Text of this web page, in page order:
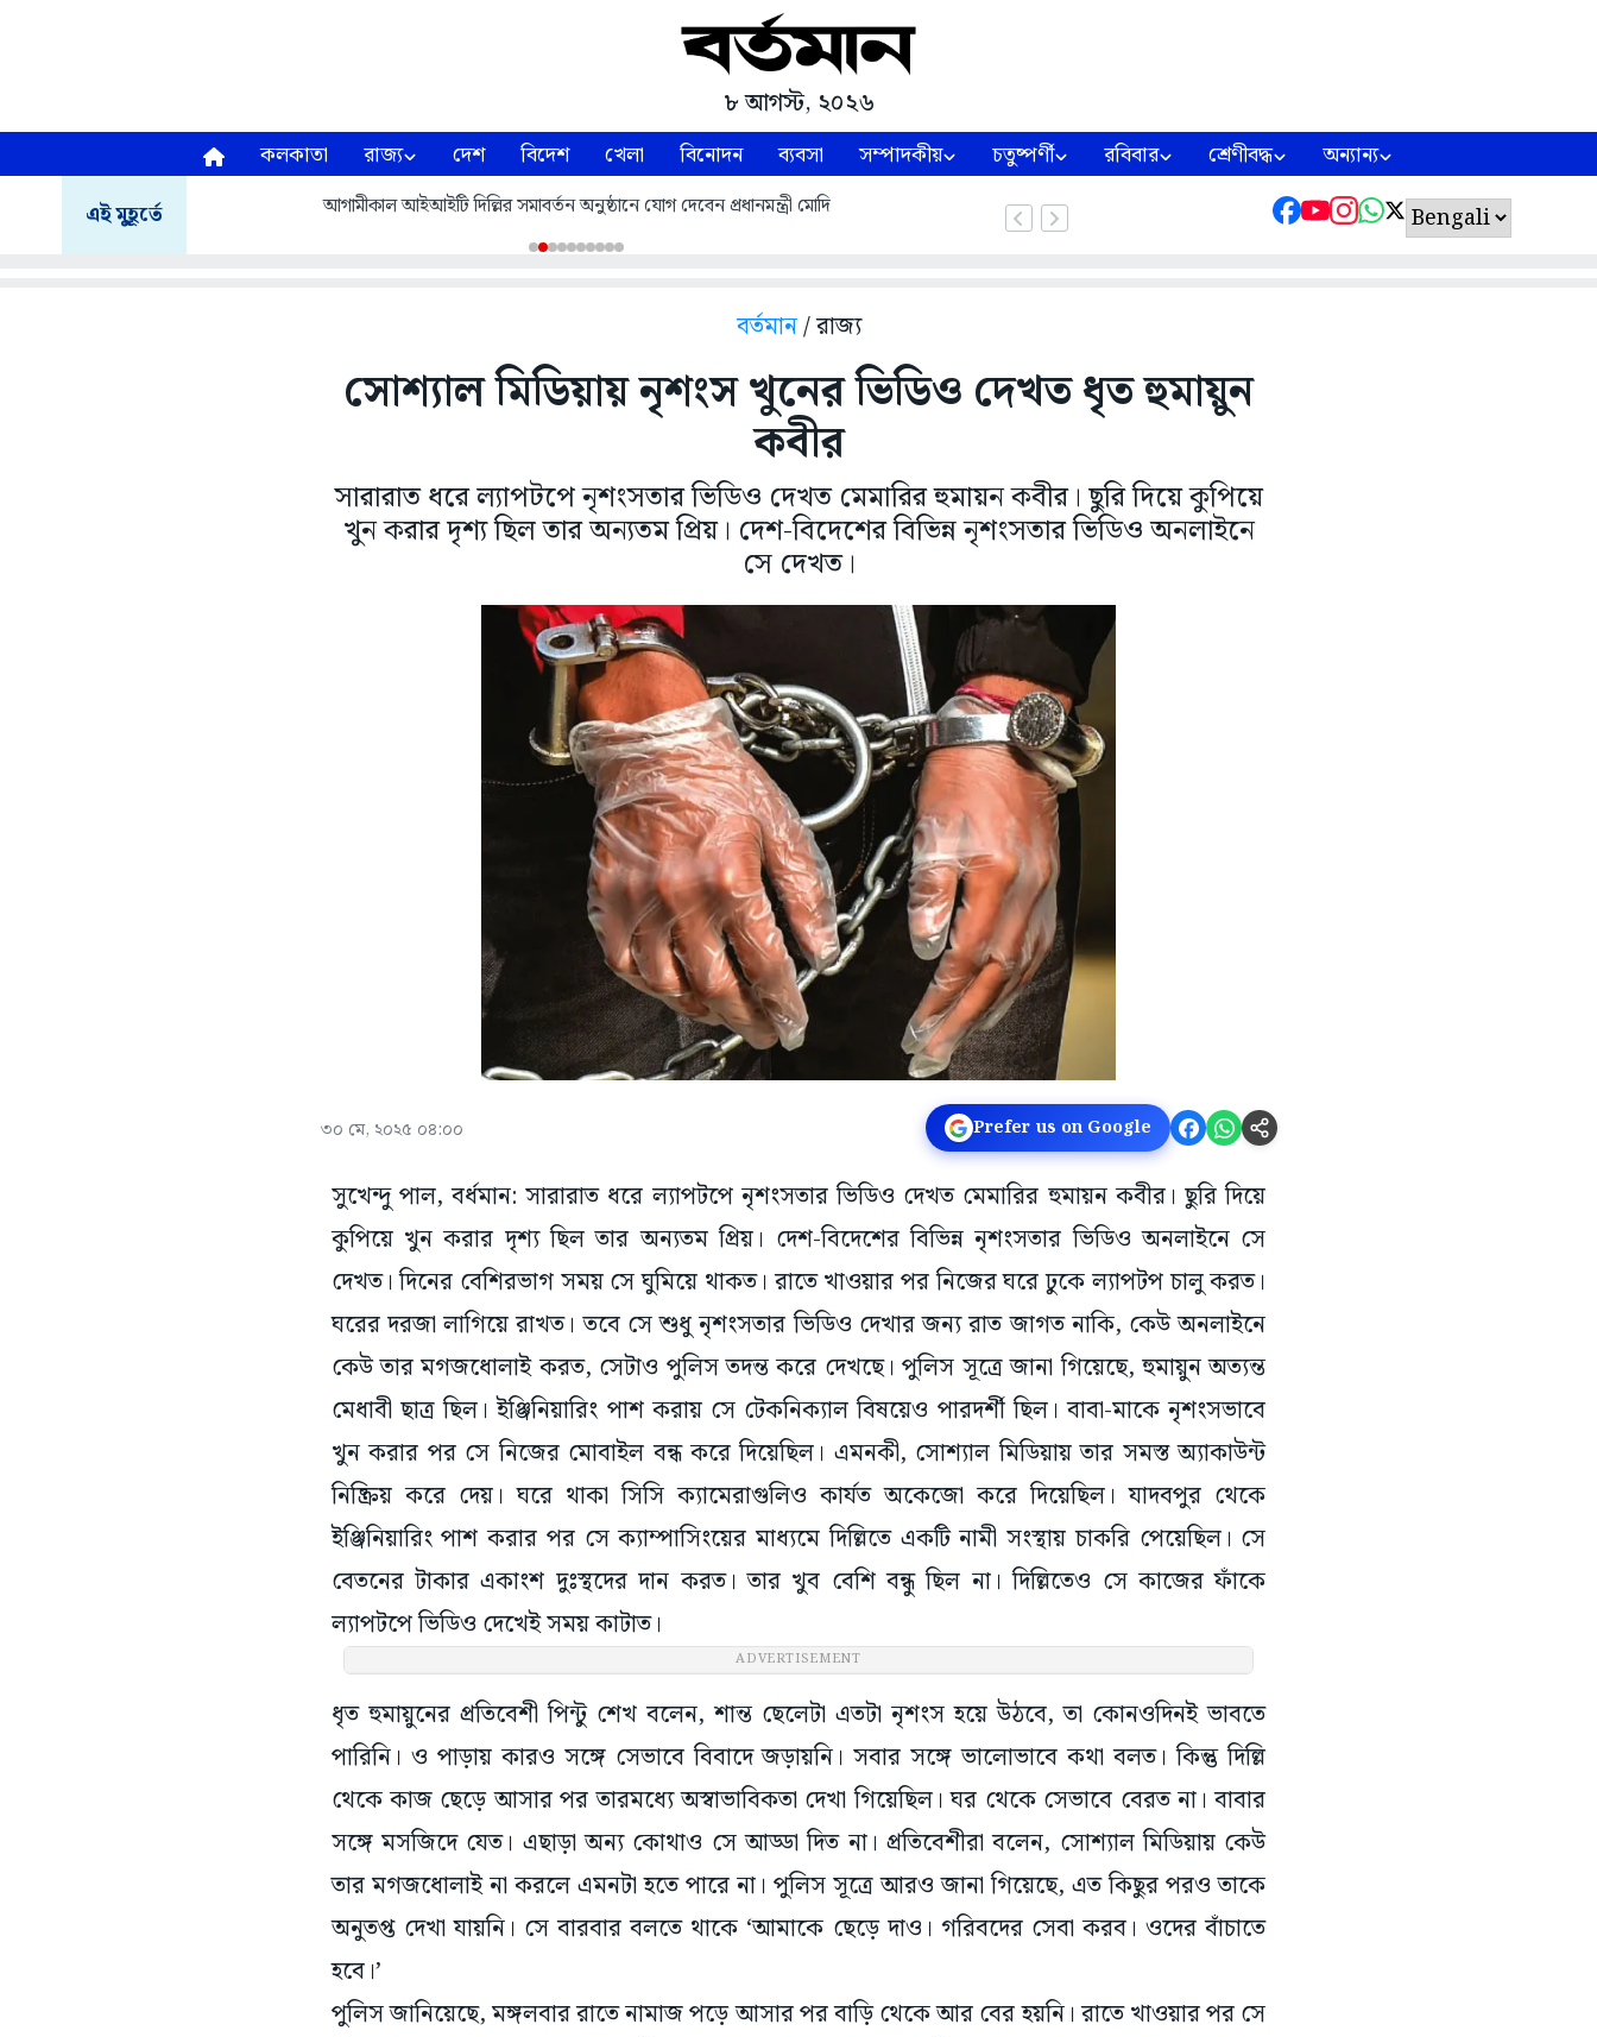
৮ আগস্ট, ২০২৬
কলকাতা রাজ্য দেশ বিদেশ খেলা বিনোদন ব্যবসা সম্পাদকীয় চতুষ্পর্ণী রবিবার শ্রেণীবদ্ধ অন্যান্য
এই মুহূর্তে আগামীকাল আইআইটি দিল্লির সমাবর্তন অনুষ্ঠানে যোগ দেবেন প্রধানমন্ত্রী মোদি
বর্তমান/ রাজ্য
সোশ্যাল মিডিয়ায় নৃশংস খুনের ভিডিও দেখত ধৃত হুমায়ুন
কবীর
সারারাত ধরে ল্যাপটপে নৃশংসতার ভিডিও দেখত মেমারির হুমায়ন কবীর। ছুরি দিয়ে কুপিয়ে
খুন করার দৃশ্য ছিল তার অন্যতম প্রিয়। দেশ-বিদেশের বিভিন্ন নৃশংসতার ভিডিও অনলাইনে
সে দেখত।
৩০ মে, ২০২৫ ০৪:০০ Prefer us on Google
সুখেন্দু পাল, বর্ধমান: সারারাত ধরে ল্যাপটপে নৃশংসতার ভিডিও দেখত মেমারির হুমায়ন কবীর। ছুরি দিয়ে
কুপিয়ে খুন করার দৃশ্য ছিল তার অন্যতম প্রিয়। দেশ-বিদেশের বিভিন্ন নৃশংসতার ভিডিও অনলাইনে সে
দেখত। দিনের বেশিরভাগ সময় সে ঘুমিয়ে থাকত। রাতে খাওয়ার পর নিজের ঘরে ঢুকে ল্যাপটপ চালু করত।
ঘরের দরজা লাগিয়ে রাখত। তবে সে শুধু নৃশংসতার ভিডিও দেখার জন্য রাত জাগত নাকি, কেউ অনলাইনে
কেউ তার মগজধোলাই করত, সেটাও পুলিস তদন্ত করে দেখছে। পুলিস সূত্রে জানা গিয়েছে, হুমায়ুন অত্যন্ত
মেধাবী ছাত্র ছিল। ইঞ্জিনিয়ারিং পাশ করায় সে টেকনিক্যাল বিষয়েও পারদর্শী ছিল। বাবা-মাকে নৃশংসভাবে
খুন করার পর সে নিজের মোবাইল বন্ধ করে দিয়েছিল। এমনকী, সোশ্যাল মিডিয়ায় তার সমস্ত অ্যাকাউন্ট
নিষ্ক্রিয় করে দেয়। ঘরে থাকা সিসি ক্যামেরাগুলিও কার্যত অকেজো করে দিয়েছিল। যাদবপুর থেকে
ইঞ্জিনিয়ারিং পাশ করার পর সে ক্যাম্পাসিংয়ের মাধ্যমে দিল্লিতে একটি নামী সংস্থায় চাকরি পেয়েছিল। সে
বেতনের টাকার একাংশ দুঃস্থদের দান করত। তার খুব বেশি বন্ধু ছিল না। দিল্লিতেও সে কাজের ফাঁকে
ল্যাপটপে ভিডিও দেখেই সময় কাটাত।
ADVERTISEMENT
ধৃত হুমায়ুনের প্রতিবেশী পিন্টু শেখ বলেন, শান্ত ছেলেটা এতটা নৃশংস হয়ে উঠবে, তা কোনওদিনই ভাবতে
পারিনি। ও পাড়ায় কারও সঙ্গে সেভাবে বিবাদে জড়ায়নি। সবার সঙ্গে ভালোভাবে কথা বলত। কিন্তু দিল্লি
থেকে কাজ ছেড়ে আসার পর তারমধ্যে অস্বাভাবিকতা দেখা গিয়েছিল। ঘর থেকে সেভাবে বেরত না। বাবার
সঙ্গে মসজিদে যেত। এছাড়া অন্য কোথাও সে আড্ডা দিত না। প্রতিবেশীরা বলেন, সোশ্যাল মিডিয়ায় কেউ
তার মগজধোলাই না করলে এমনটা হতে পারে না। পুলিস সূত্রে আরও জানা গিয়েছে, এত কিছুর পরও তাকে
অনুতপ্ত দেখা যায়নি। সে বারবার বলতে থাকে ‘আমাকে ছেড়ে দাও। গরিবদের সেবা করব। ওদের বাঁচাতে
হবে।’
পুলিস জানিয়েছে, মঙ্গলবার রাতে নামাজ পড়ে আসার পর বাড়ি থেকে আর বের হয়নি। রাতে খাওয়ার পর সে